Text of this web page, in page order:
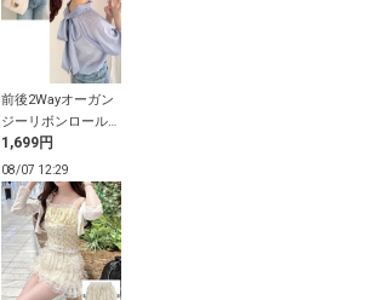
前後2Wayオーガン
ジーリボンロールネ
ックブラウス
1,699円
08/07 12:29